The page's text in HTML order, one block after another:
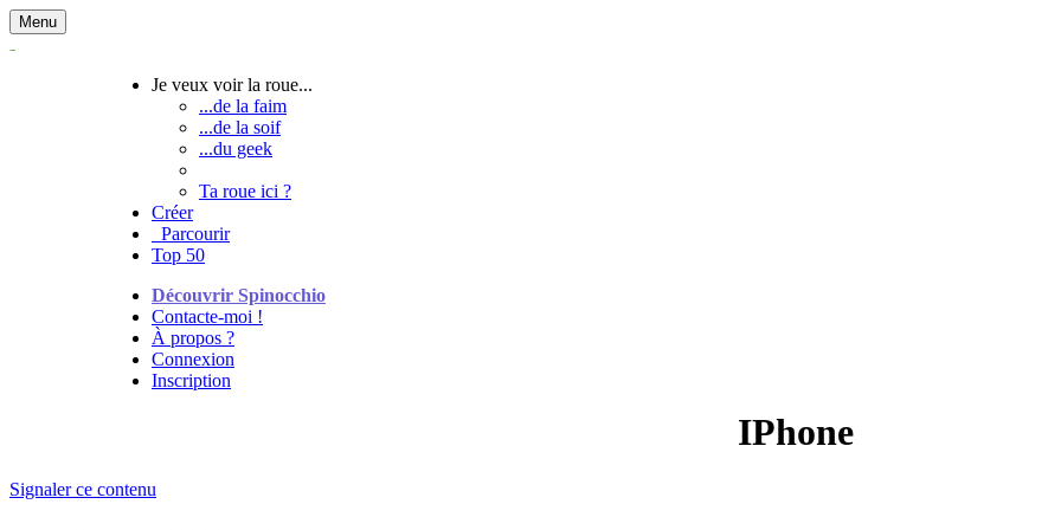
Menu
Je veux voir la roue...
...de la faim
...de la soif
...du geek
Ta roue ici ?
Créer
Parcourir
Top 50
Découvrir Spinocchio
Contacte-moi !
À propos ?
Connexion
Inscription
IPhone
Signaler ce contenu